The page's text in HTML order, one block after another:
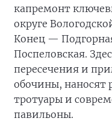
капремонт
округе
Конец —
Поспеловская.
пересечения и
обочины, наносят
тротуары и
павильоны.